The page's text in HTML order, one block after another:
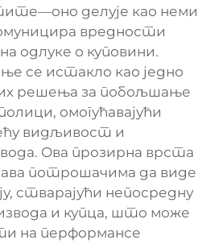
делује као неми
вредности
одлуке о куповини.
се истакло као једно
решења за побољшање
омогућавајући
видљивост и
Ова прозирна врста
потрошачима да виде
стварајући непосредну
и купца, што може
на перформансе